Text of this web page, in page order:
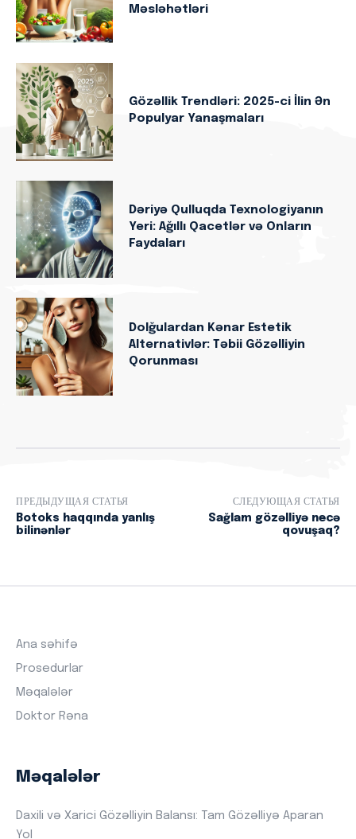
Məsləhətləri
Gözəllik Trendləri: 2025-ci İlin Ən
Populyar Yanaşmaları
Dəriyə Qulluqda Texnologiyanın
Yeri: Ağıllı Qacetlər və Onların
Faydaları
Dolğulardan Kənar Estetik
Alternativlər: Təbii Gözəlliyin
Qorunması
ПРЕДЫДУЩАЯ СТАТЬЯ
Botoks haqqında yanlış
bilinənlər
СЛЕДУЮЩАЯ СТАТЬЯ
Sağlam gözəlliyə necə
qovuşaq?
Ana səhifə
Prosedurlar
Məqalələr
Doktor Rəna
Məqalələr
Daxili və Xarici Gözəlliyin Balansı: Tam Gözəlliyə Aparan
Yol